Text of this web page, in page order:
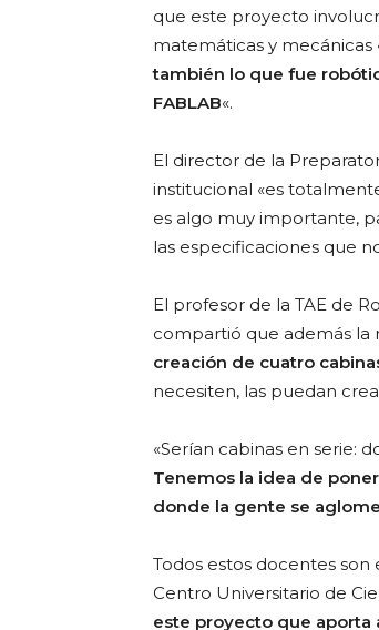
que este proyecto
matemáticas y
también lo que fue
FABLAB«.
El director de la
institucional «es
es algo muy importante,
las especificaciones que
El profesor de la TAE de
compartió que además la
creación de cuatro
necesiten, las puedan
«Serían cabinas en serie:
Tenemos la idea de
donde la gente se
Todos estos docentes
Centro Universitario de
este proyecto que aporta